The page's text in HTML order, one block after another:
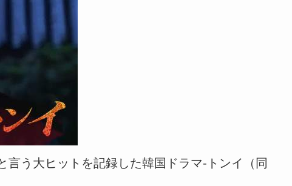
言う大ヒットを記録した韓国ドラマ-トンイ（同